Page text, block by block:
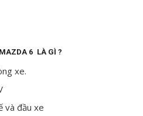
6 LÀ GÌ ?
xe.
và đầu xe